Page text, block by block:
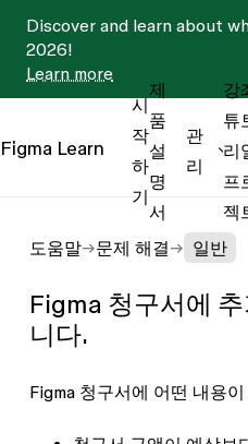
Discover and learn about
2026!
Learn more
Figma Learn
시
작
하
기
제
품
설
명
서
관
리
강
튜
리
프
젝
도움말 문제 해결 일반
Figma 청구서에
니다.
Figma 청구서에 어떤 내용